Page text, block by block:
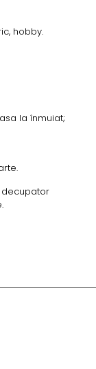
hobby.
la înmuiat;